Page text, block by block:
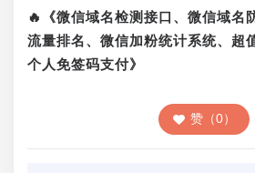
🔥《微信域名检测接口、微信域名
流量排名、微信加粉统计系统、超
个人免签码支付》
赞（0）